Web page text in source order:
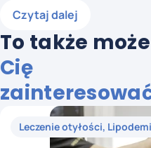
Czytaj dalej
To także może
Cię
Leczenie otyłości,